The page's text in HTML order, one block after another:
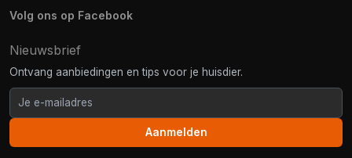
Volg ons op Facebook
Nieuwsbrief
Ontvang aanbiedingen en tips voor je huisdier.
Aanmelden